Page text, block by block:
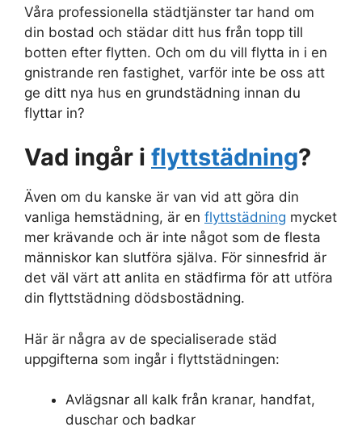
Våra professionella städtjänster tar hand om
din bostad och städar ditt hus från topp till
botten efter flytten. Och om du vill flytta in i en
gnistrande ren fastighet, varför inte be oss att
ge ditt nya hus en grundstädning innan du
flyttar in?
Vad ingår i flyttstädning?
Även om du kanske är van vid att göra din
vanliga hemstädning, är en flyttstädning mycket
mer krävande och är inte något som de flesta
människor kan slutföra själva. För sinnesfrid är
det väl värt att anlita en städfirma för att utföra
din flyttstädning dödsbostädning.
Här är några av de specialiserade städ
uppgifterna som ingår i flyttstädningen:
Avlägsnar all kalk från kranar, handfat,
duschar och badkar